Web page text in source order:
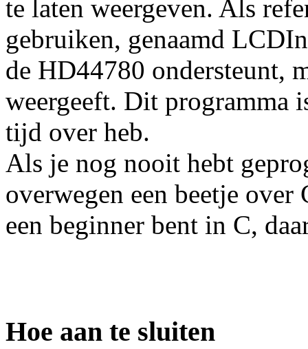
te laten weergeven. Als
gebruiken, genaamd
de HD44780 ondersteunt,
weergeeft. Dit programma
tijd over heb.
Als je nog nooit hebt
overwegen een beetje
een beginner bent in C,
Hoe aan te sluiten